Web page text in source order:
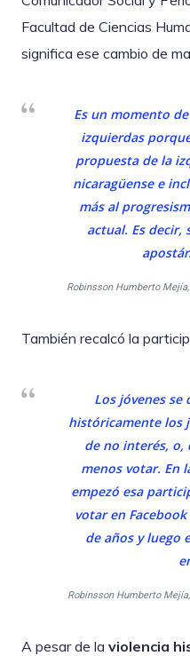
Facultad de Ciencias
significa ese cambio de
Es un momento
izquierdas
propuesta de la
nicaragüense e
más al
actual. Es decir,
Robinsson Humberto
También recalcó la
Los jóvenes
históricamente los
de no interés, o,
menos votar. En
empezó esa
votar en
de años y luego
Robinsson Humberto
A pesar de la violencia